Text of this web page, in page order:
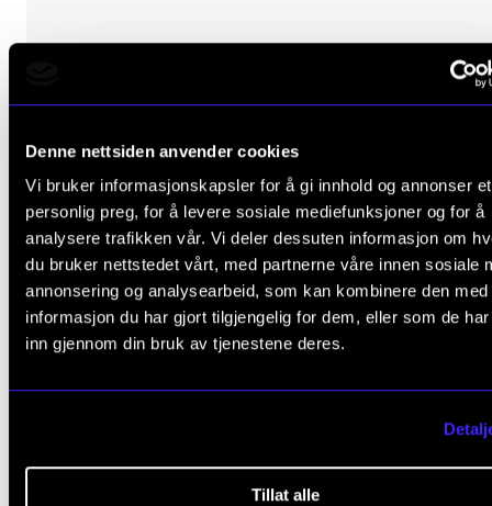
Denne nettsiden anvender cookies
Vi bruker informasjonskapsler for å gi innhold og annonser et
personlig preg, for å levere sosiale mediefunksjoner og for å
analysere trafikken vår. Vi deler dessuten informasjon om
du bruker nettstedet vårt, med partnerne våre innen sosiale
annonsering og analysearbeid, som kan kombinere den med
informasjon du har gjort tilgjengelig for dem, eller som de
inn gjennom din bruk av tjenestene deres.
Tillat alle
Flere konserter